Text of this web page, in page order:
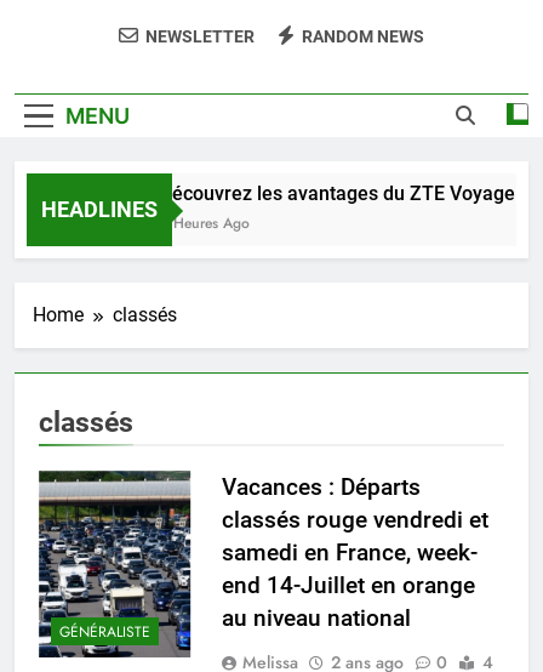
NEWSLETTER RANDOM NEWS
MENU
HEADLINES
Découvrez les avantages du ZTE Voyage
7 Heures Ago
Home classés
classés
GÉNÉRALISTE
Vacances : Départs
classés rouge vendredi et
samedi en France, week-
end 14-Juillet en orange
au niveau national
Melissa 2 ans ago 0
4